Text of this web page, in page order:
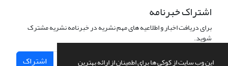
این وب سایت از کوکی ها برای اطمینان از ارائه بهترین
اشتراک خبرنامه
برای دریافت اخبار و اطلاعیه های مهم نشریه در خبرنامه نشریه مشترک
شوید.
اشتراک